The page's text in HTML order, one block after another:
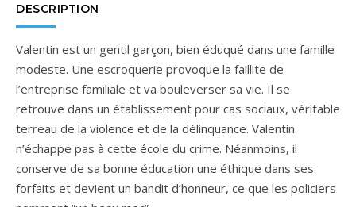
DESCRIPTION
Valentin est un gentil garçon, bien éduqué dans une famille
modeste. Une escroquerie provoque la faillite de
l’entreprise familiale et va bouleverser sa vie. Il se
retrouve dans un établissement pour cas sociaux, véritable
terreau de la violence et de la délinquance. Valentin
n’échappe pas à cette école du crime. Néanmoins, il
conserve de sa bonne éducation une éthique dans ses
forfaits et devient un bandit d’honneur, ce que les policiers